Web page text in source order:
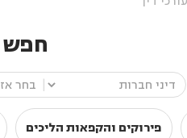
חפש
פירוקים והקפאות הליכים